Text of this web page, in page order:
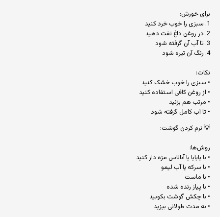
برای خورش:
1. سبزی را خوب خرد کنید
2. در روغن داغ تفت دهید
3. تا آب آن گرفته شود
4. رنگ آن تیره شود
نکات:
• سبزی را خوب خشک کنید
• از روغن کافی استفاده کنید
• مرتب هم بزنید
• تا آب کامل گرفته شود
💡 نرم کردن گوشت:
روش‌ها:
• با پاپایا یا آناناس مزه دار کنید
• با سرکه یا آب لیمو
• با ماست
• با پیاز رنده شده
• با چکش گوشت بکوبید
• به مدت طولانی بپزید